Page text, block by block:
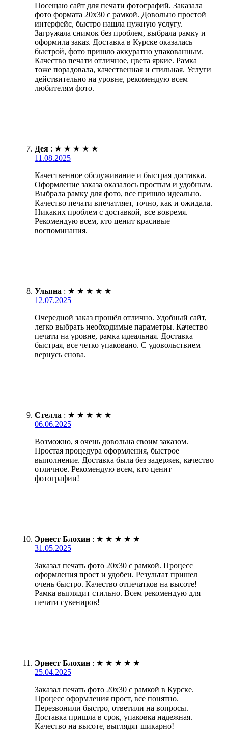
Посещаю сайт для печати фотографий. Заказала
фото формата 20х30 с рамкой. Довольно простой
интерфейс, быстро нашла нужную услугу.
Загружала снимок без проблем, выбрала рамку и
оформила заказ. Доставка в Курске оказалась
быстрой, фото пришло аккуратно упакованным.
Качество печати отличное, цвета яркие. Рамка
тоже порадовала, качественная и стильная. Услуги
действительно на уровне, рекомендую всем
любителям фото.
Дея : ★ ★ ★ ★ ★
11.08.2025
Качественное обслуживание и быстрая доставка.
Оформление заказа оказалось простым и удобным.
Выбрала рамку для фото, все пришло идеально.
Качество печати впечатляет, точно, как и ожидала.
Никаких проблем с доставкой, все вовремя.
Рекомендую всем, кто ценит красивые
воспоминания.
Ульяна : ★ ★ ★ ★ ★
12.07.2025
Очередной заказ прошёл отлично. Удобный сайт,
легко выбрать необходимые параметры. Качество
печати на уровне, рамка идеальная. Доставка
быстрая, все четко упаковано. С удовольствием
вернусь снова.
Стелла : ★ ★ ★ ★ ★
06.06.2025
Возможно, я очень довольна своим заказом.
Простая процедура оформления, быстрое
выполнение. Доставка была без задержек, качество
отличное. Рекомендую всем, кто ценит
фотографии!
Эрнест Блохин : ★ ★ ★ ★ ★
31.05.2025
Заказал печать фото 20х30 с рамкой. Процесс
оформления прост и удобен. Результат пришел
очень быстро. Качество отпечатков на высоте!
Рамка выглядит стильно. Всем рекомендую для
печати сувениров!
Эрнест Блохин : ★ ★ ★ ★ ★
25.04.2025
Заказал печать фото 20х30 с рамкой в Курске.
Процесс оформления прост, все понятно.
Перезвонили быстро, ответили на вопросы.
Доставка пришла в срок, упаковка надежная.
Качество на высоте, выглядят шикарно!